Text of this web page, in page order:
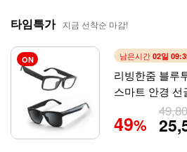
타임특가 지금 선착순 마감!
ON 남은시간 02일
리빙한줌 블루
스마트 안경 선
49%